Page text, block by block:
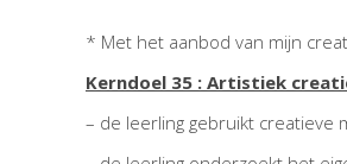
* Met het aanbod van mijn
Kerndoel 35 : Artistiek
– de leerling gebruikt creatieve